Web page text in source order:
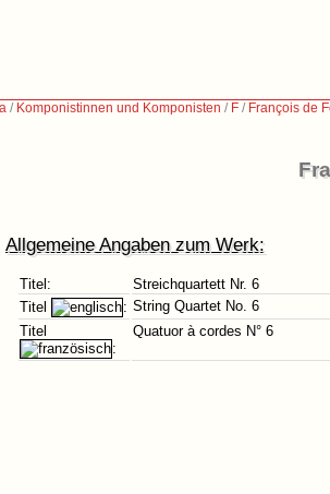
/ Komponistinnen und Komponisten / F / François de
Allgemeine Angaben zum Werk:
Titel:
Streichquartett Nr. 6
Titel
: String Quartet No. 6
Titel
:
Quatuor à cordes N° 6